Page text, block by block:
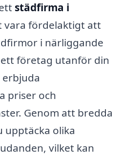
städfirma i
vara fördelaktigt att
i närliggande
företag utanför din
priser och
Genom att bredda
upptäcka olika
vilket kan